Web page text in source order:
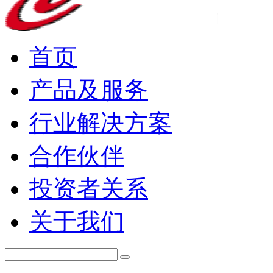
首页
产品及服务
行业解决方案
合作伙伴
投资者关系
关于我们